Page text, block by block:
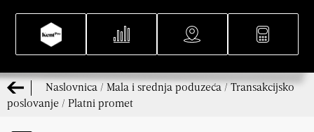
Naslovnica / Mala i srednja poduzeća/Transakcijsko
poslovanje / Platni promet